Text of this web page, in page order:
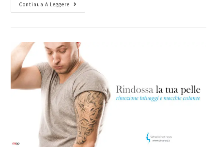
Continua A Leggere